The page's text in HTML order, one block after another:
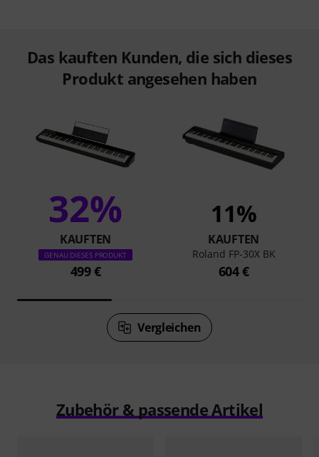
Das kauften Kunden, die sich dieses
Produkt angesehen haben
32%
KAUFTEN
GENAU DIESES PRODUKT
499 €
11%
KAUFTEN
Roland FP-30X BK
604 €
Vergleichen
Zubehör & passende Artikel